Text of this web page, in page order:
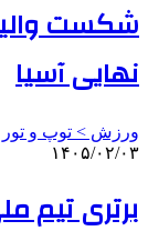
شکست
نهایی آسیا
ورزش > توپ و تور
۱۴۰۵/۰۲/۰۳
برتری تیم